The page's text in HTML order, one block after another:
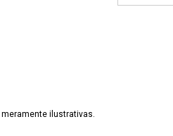
ilustrativas.